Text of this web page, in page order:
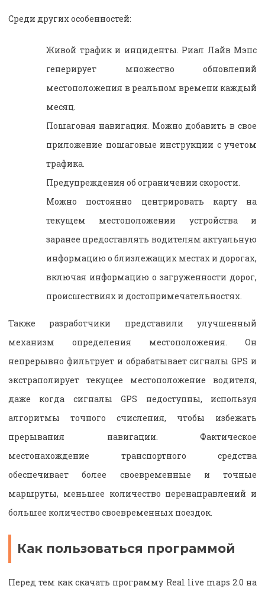
Среди других особенностей:
Живой трафик и инциденты. Риал Лайв Мэпс
генерирует множество обновлений
местоположения в реальном времени каждый
месяц.
Пошаговая навигация. Можно добавить в свое
приложение пошаговые инструкции с учетом
трафика.
Предупреждения об ограничении скорости.
Можно постоянно центрировать карту на
текущем местоположении устройства и
заранее предоставлять водителям актуальную
информацию о близлежащих местах и дорогах,
включая информацию о загруженности дорог,
происшествиях и достопримечательностях.
Также разработчики представили улучшенный
механизм определения местоположения. Он
непрерывно фильтрует и обрабатывает сигналы GPS и
экстраполирует текущее местоположение водителя,
даже когда сигналы GPS недоступны, используя
алгоритмы точного счисления, чтобы избежать
прерывания навигации. Фактическое
местонахождение транспортного средства
обеспечивает более своевременные и точные
маршруты, меньшее количество перенаправлений и
большее количество своевременных поездок.
Как пользоваться программой
Перед тем как скачать программу Real live maps 2.0 на